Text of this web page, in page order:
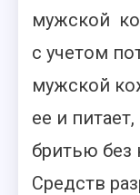
мужской
с учетом
мужской
ее и
бритью без
Средств